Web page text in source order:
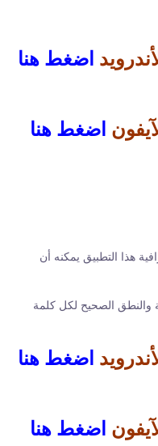
اضغط هنا
اضغط هنا
هذا التطبيق يمكنه أن
والنطق الصحيح لكل كلمة
اضغط هنا
اضغط هنا